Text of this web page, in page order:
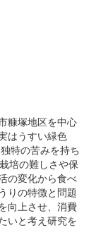
糠塚地区を中心
はうすい緑色
特の苦みを持ち
培の難しさや保
の変化から食べ
りの特徴と問題
向上させ、消費
いと考え研究を